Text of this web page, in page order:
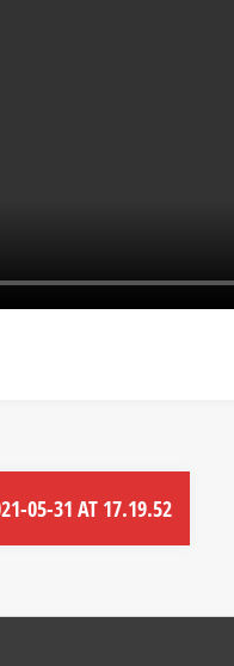
05-31 AT 17.19.52